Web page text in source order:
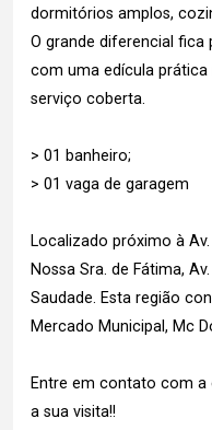
dormitórios amplos,
O grande diferencial
com uma edícula prática
serviço coberta.
> 01 banheiro;
> 01 vaga de garagem
Localizado próximo à
Nossa Sra. de Fátima,
Saudade. Esta região
Mercado Municipal, Mc
Entre em contato com a
a sua visita!!